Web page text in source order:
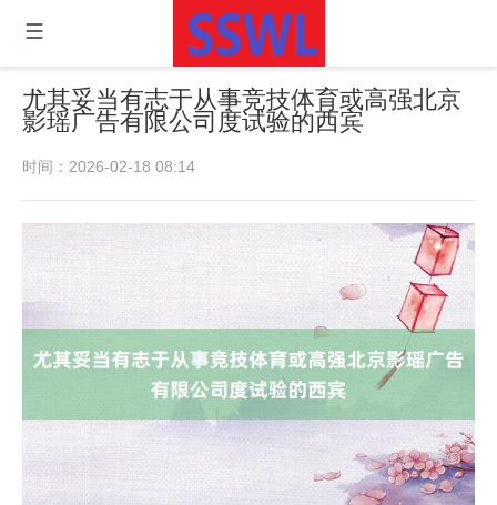
尤其妥当有志于从事竞技体育或高强北京
影瑶广告有限公司度试验的西宾
时间：2026-02-18 08:14